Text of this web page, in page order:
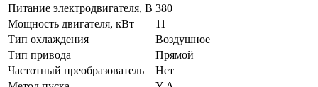
Питание электродвигателя, В 380
Мощность двигателя, кВт
11
Тип охлаждения
Воздушное
Тип привода
Прямой
Частотный преобразователь
Нет